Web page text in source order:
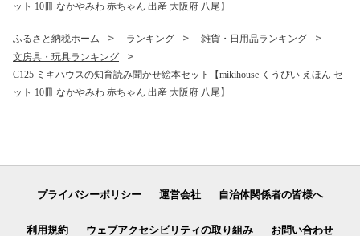
ット 10冊 なかやみわ 赤ちゃん 出産 大阪府 八尾】
ふるさと納税ホーム ランキング
雑貨・日用品ランキング
文房具・玩具ランキング
C125 ミキハウスの知育読み聞かせ絵本セット【mikihouse くうぴい えほん セ
ット 10冊 なかやみわ 赤ちゃん 出産 大阪府 八尾】
プライバシーポリシー 運営会社 自治体関係者の皆様へ
利用規約 ウェブアクセシビリティの取り組み お問い合わせ